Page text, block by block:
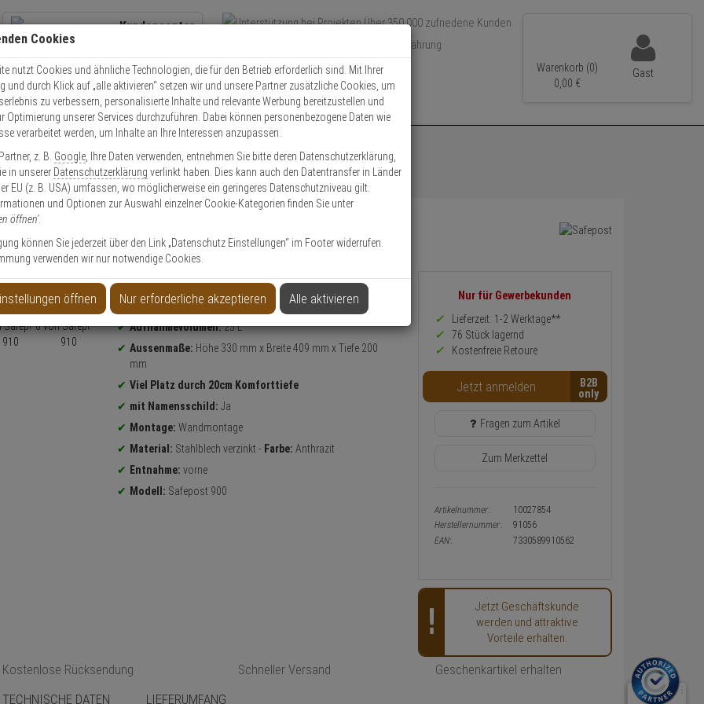
Kundencenter
Kontaktservice nutzen
Mo. - Do.: 8:00 - 16:30 Fr. 8:00 - 14:00 Uhr
Über 350.000 zufriedene Kunden
Über 15 Jahre Erfahrung
Schneller Versand
Warenkorb (0)
0, 00 €
Gast
910 Wandbriefkasten anthrazit silber
silber
Produktinformationen
Briefkastengeeignet für Haus, Mehrfamilienhaus
Posteinwurf-Format:355x30 mm (BxH)
Aufnahmevolumen:25 L
Aussenmaße: Höhe 330 mm x Breite 409 mm x Tiefe 200
mm
Viel Platz durch 20cm Komforttiefe
mit Namensschild: Ja
Montage: Wandmontage
Material: Stahlblech verzinkt - Farbe: Anthrazit
Entnahme: vorne
Modell: Safepost 900
Informationen
Preis,
Verfügbakeit
und
oder
Konfigurieren-
Button
Nur für Gewerbekunden
Lieferzeit: 1-2 Werktage**
76 Stück lagernd
Kostenfreie Retoure
Jetzt anmelden B2B
Fragen zum Artikel
Zum Merkzettel
Artikelnummer:
10027854
Herstellernummer:
91056
EAN:
7330589910562
Jetzt Geschäftskunde
werden und attraktive
Vorteile erhalten.
Kostenlose Rücksendung Schneller Versand
Geschenkartikel erhalten
TECHNISCHE DATEN LIEFERUMFANG
Cookies
nutzt Cookies und ähnliche Technologien, die für den Betrieb erforderlich sind. Mit Ihrer
und durch Klick auf „alle aktivieren“ setzen wir und unsere Partner zusätzliche Cookies, um
zu verbessern, personalisierte Inhalte und relevante Werbung bereitzustellen und
Optimierung unserer Services durchzuführen. Dabei können personenbezogene Daten wie
verarbeitet werden, um Inhalte an Ihre Interessen anzupassen.
z. B. Google , Ihre Daten verwenden, entnehmen Sie bitte deren Datenschutzerklärung,
in unserer Datenschutzerklärung verlinkt haben. Dies kann auch den Datentransfer in Länder
EU (z. B. USA) umfassen, wo möglicherweise ein geringeres Datenschutzniveau gilt.
und Optionen zur Auswahl einzelner Cookie-Kategorien finden Sie unter
öffnen'.
können Sie jederzeit über den Link „Datenschutz Einstellungen“ im Footer widerrufen.
verwenden wir nur notwendige Cookies.
öffnen Nur erforderliche akzeptieren Alle aktivieren